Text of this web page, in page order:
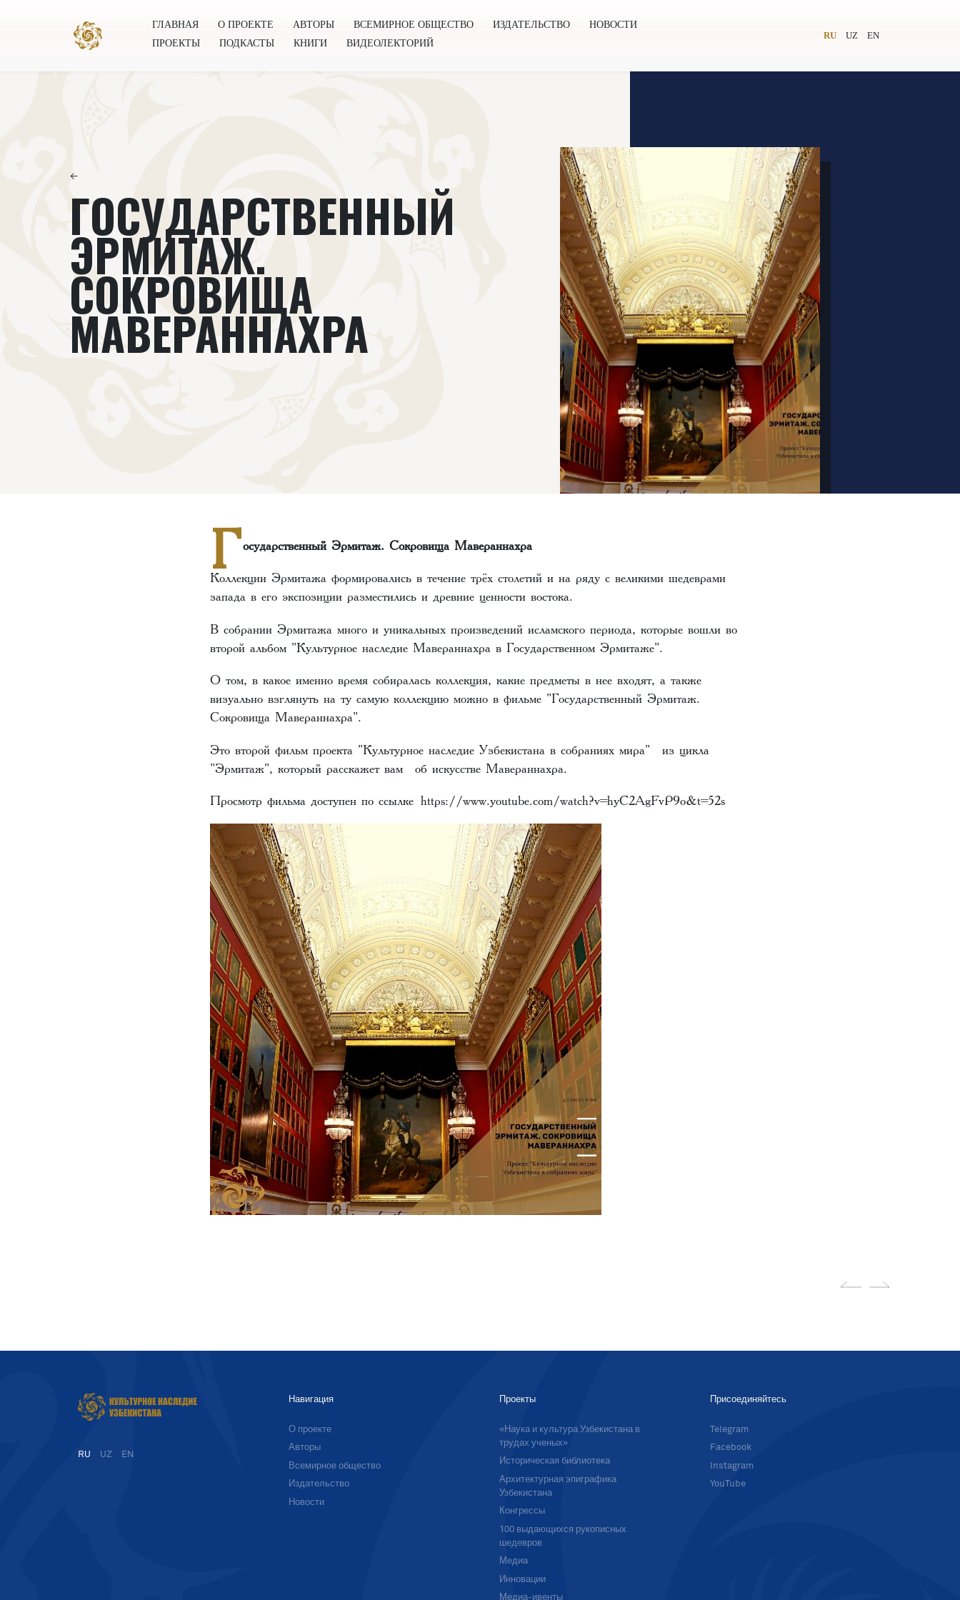
ГЛАВНАЯ О ПРОЕКТЕ АВТОРЫ ВСЕМИРНОЕ ОБЩЕСТВО ИЗДАТЕЛЬСТВО
НОВОСТИ
ПРОЕКТЫ
ПОДКАСТЫ КНИГИ ВИДЕОЛЕКТОРИЙ
RU UZ EN
←
ГОСУДАРСТВЕННЫЙ
ЭРМИТАЖ.
СОКРОВИЩА
МАВЕРАННАХРА
Государственный Эрмитаж. Сокровища Мавераннахра
Коллекции Эрмитажа формировались в течение трёх столетий и на ряду с великими шедеврами
запада в его экспозиции разместились и древние ценности востока.
В собрании Эрмитажа много и уникальных произведений исламского периода, которые вошли во
второй альбом "Культурное наследие Мавераннахра в Государственном Эрмитаже".
О том, в какое именно время собиралась коллекция, какие предметы в нее входят, а также
визуально взглянуть на ту самую коллекцию можно в фильме "Государственный Эрмитаж.
Сокровища Мавераннахра".
Это второй фильм проекта "Культурное наследие Узбекистана в собраниях мира" из цикла
"Эрмитаж", который расскажет вам об искусстве Мавераннахра.
Просмотр фильма доступен по ссылке https://www.youtube.com/watch?v=hyC2AgFvP9o&t=52s
RU UZ EN
Навигация
О проекте
Авторы
Всемирное общество
Издательство
Новости
Проекты
«Наука и культура Узбекистана в
трудах ученых»
Историческая библиотека
Архитектурная эпиграфика
Узбекистана
Конгрессы
100 выдающихся рукописных
шедевров
Медиа
Инновации
Медиа-ивенты
Присоединяйтесь
Telegram
Facebook
Instagram
YouTube